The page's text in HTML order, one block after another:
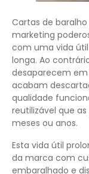
Cartas de
marketing
com uma vida
longa. Ao
desaparecem
acabam
qualidade
reutilizável que
meses ou anos.
Esta vida útil
da marca com
embaralhado e